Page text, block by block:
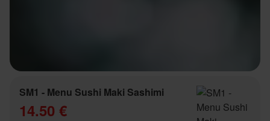
SM1 - Menu Sushi Maki Sashimi
14.50 €